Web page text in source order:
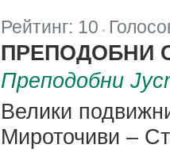
Рейтинг: 10
ПРЕПОДОБНИ
Преподобни
Велики
Мироточиви –